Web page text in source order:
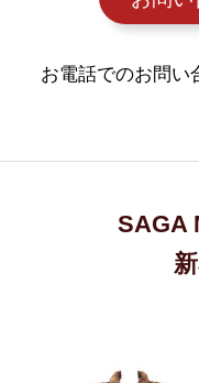
お電話でのお問い
SAGA